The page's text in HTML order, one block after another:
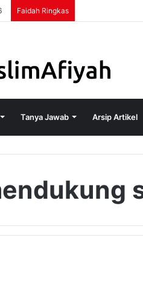
Faidah Ringkas
Tanya Jawab Arsip Artikel